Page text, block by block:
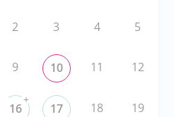
2 3 4 5
9 10 11 12
16
+
17 18 19